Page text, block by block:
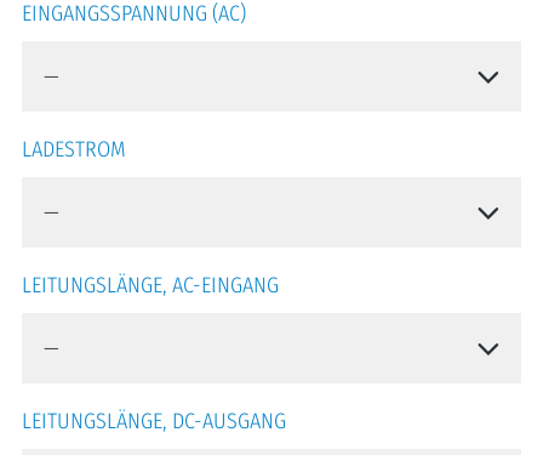
EINGANGSSPANNUNG (AC)
LADESTROM
LEITUNGSLÄNGE, AC-EINGANG
LEITUNGSLÄNGE, DC-AUSGANG